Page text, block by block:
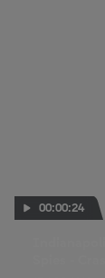
00:00:24